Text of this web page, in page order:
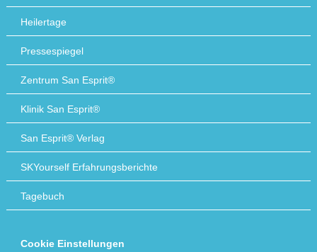
Heilertage
Pressespiegel
Zentrum San Esprit®
Klinik San Esprit®
San Esprit® Verlag
SKYourself Erfahrungsberichte
Tagebuch
Cookie Einstellungen